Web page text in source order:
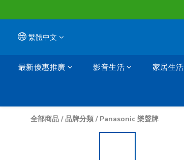
繁體中文
最新優惠推廣 影音生活 家居生活
全部商品 /品牌分類 / Panasonic 樂聲牌